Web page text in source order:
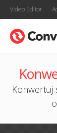
Video Editor
Konwertuj